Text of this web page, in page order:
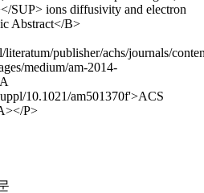
SUP> ions diffusivity and electron
Abstract</B>
publisher/achs/journals/
medium/am-2014-
10.1021/am501370f'>ACS
P>